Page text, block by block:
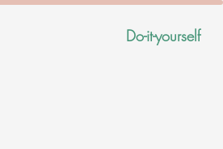
Do-it-yourself